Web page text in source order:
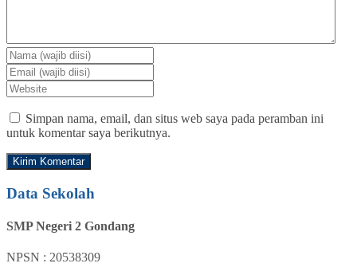
Simpan nama, email, dan situs web saya pada peramban ini
untuk komentar saya berikutnya.
Data Sekolah
SMP Negeri 2 Gondang
NPSN : 20538309